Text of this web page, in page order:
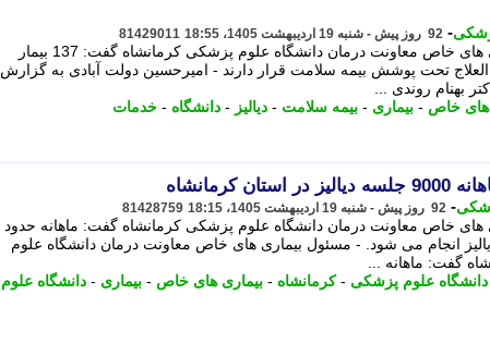
- 92 روز پیش - شنبه 19 اردیبهشت 1405، 18:55 81429011
مسئول بیماری های خاص معاونت درمان دانشگاه علوم پزشکی کرمانشاه گفت: 137 بیمار
تحت پوشش بیمه سلامت قرار دارند - امیرحسین دولت آبادی به گزارش
بهنام روندی ...
های خاص - بیماری - بیمه سلامت - دیالیز - دانشگاه - خدمات
استان کرمانشاه
- 92 روز پیش - شنبه 19 اردیبهشت 1405، 18:15 81428759
های خاص معاونت درمان دانشگاه علوم پزشکی کرمانشاه گفت: ماهانه حدود
دیالیز انجام می شود. - مسئول بیماری های خاص معاونت درمان دانشگاه علوم
گفت: ماهانه ...
دانشگاه علوم پزشکی -کرمانشاه - بیماری های خاص - بیماری - دانشگاه علوم